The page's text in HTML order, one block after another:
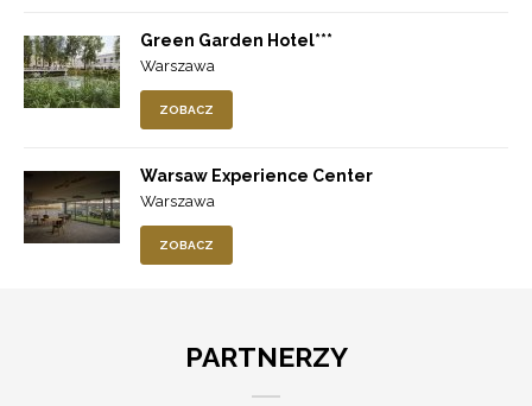
Green Garden Hotel***
Warszawa
ZOBACZ
Warsaw Experience Center
Warszawa
ZOBACZ
PARTNERZY